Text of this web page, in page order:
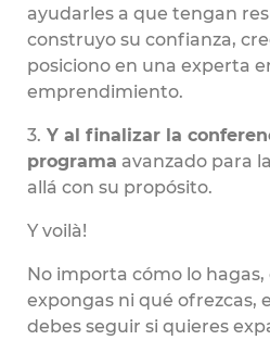
ayudarles a que tengan
construyo su confianza,
posiciono en una experta
emprendimiento.
3. Y al finalizar la
programa avanzado para
allá con su propósito.
Y voilà!
No importa cómo lo
expongas ni qué ofrezcas,
debes seguir si quieres